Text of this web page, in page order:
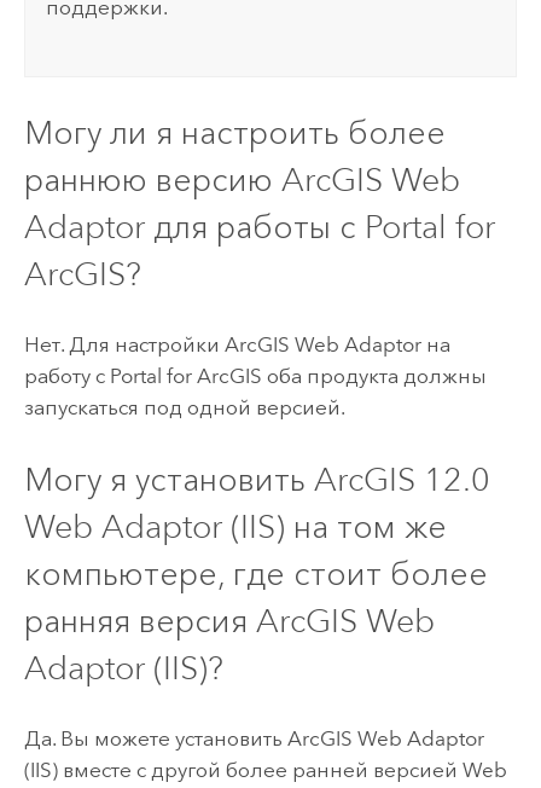
поддержки.
Могу ли я настроить более
раннюю версию ArcGIS Web
Adaptorдля работы с Portal for
ArcGIS?
Нет. Для настройки ArcGIS Web Adaptorна
работу с Portal for ArcGIS оба продукта должны
запускаться под одной версией.
Могу я установить ArcGIS 12.0
Web Adaptor (IIS) на том же
компьютере, где стоит более
ранняя версия ArcGIS Web
Adaptor (IIS)?
Да. Вы можете установить ArcGIS Web Adaptor
(IIS) вместе с другой более ранней версией Web